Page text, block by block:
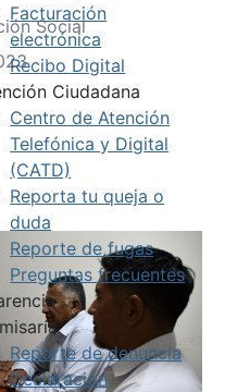
Facturación
electrónica
Recibo Digital
Ciudadana
Centro de Atención
Telefónica y Digital
(CATD)
Reporta tu queja o
duda
Reporte de fugas
Preguntas frecuentes
Reporte de denuncia
Declaración
Social